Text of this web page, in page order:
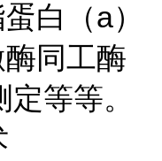
白（a）
同工酶
等等。